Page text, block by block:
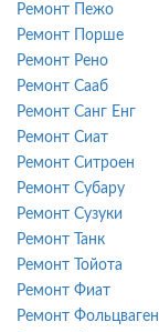
Ремонт Пежо
Ремонт Порше
Ремонт Рено
Ремонт Сааб
Ремонт Санг Енг
Ремонт Сиат
Ремонт Ситроен
Ремонт Субару
Ремонт Сузуки
Ремонт Танк
Ремонт Тойота
Ремонт Фиат
Ремонт Фольцваген